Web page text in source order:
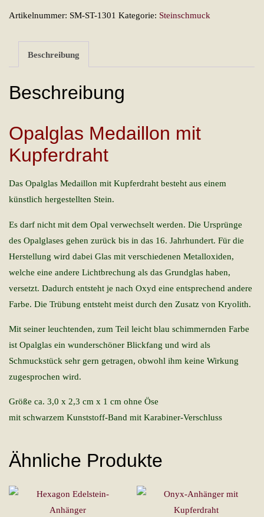
Kupferdraht
Artikelnummer: SM-ST-1301 Kategorie: Steinschmuck
Beschreibung
Beschreibung
Opalglas Medaillon mit
Kupferdraht
Das Opalglas Medaillon mit Kupferdraht besteht aus einem
künstlich hergestellten Stein.
Es darf nicht mit dem Opal verwechselt werden. Die Ursprünge
des Opalglases gehen zurück bis in das 16. Jahrhundert. Für die
Herstellung wird dabei Glas mit verschiedenen Metalloxiden,
welche eine andere Lichtbrechung als das Grundglas haben,
versetzt. Dadurch entsteht je nach Oxyd eine entsprechend andere
Farbe. Die Trübung entsteht meist durch den Zusatz von Kryolith.
Mit seiner leuchtenden, zum Teil leicht blau schimmernden Farbe
ist Opalglas ein wunderschöner Blickfang und wird als
Schmuckstück sehr gern getragen, obwohl ihm keine Wirkung
zugesprochen wird.
Größe ca. 3,0 x 2,3 cm x 1 cm ohne Öse
mit schwarzem Kunststoff-Band mit Karabiner-Verschluss
Ähnliche Produkte